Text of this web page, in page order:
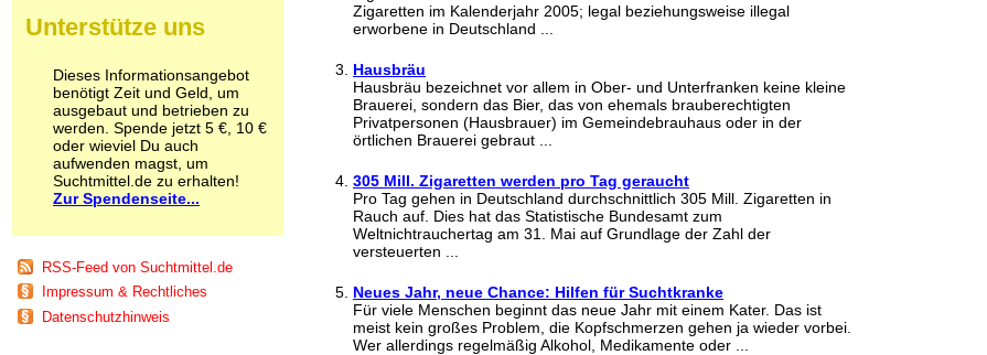
Zigaretten im Kalenderjahr 2005; legal beziehungsweise illegal
erworbene in Deutschland ...
Hausbräu
Hausbräu bezeichnet vor allem in Ober- und Unterfranken keine kleine
Brauerei, sondern das Bier, das von ehemals brauberechtigten
Privatpersonen (Hausbrauer) im Gemeindebrauhaus oder in der
örtlichen Brauerei gebraut ...
305 Mill. Zigaretten werden pro Tag geraucht
Pro Tag gehen in Deutschland durchschnittlich 305 Mill. Zigaretten in
Rauch auf. Dies hat das Statistische Bundesamt zum
Weltnichtrauchertag am 31. Mai auf Grundlage der Zahl der
versteuerten ...
Neues Jahr, neue Chance: Hilfen für Suchtkranke
Für viele Menschen beginnt das neue Jahr mit einem Kater. Das ist
meist kein großes Problem, die Kopfschmerzen gehen ja wieder vorbei.
Wer allerdings regelmäßig Alkohol, Medikamente oder ...
Pilze
Psychopharmaka
Schlafmittel
Schmerzmittel
Schnüffelstoffe
Spice
Sucht / Süchte
Alkoholsucht
Co-Abhängigkeit
Computersucht
Ess-Brechsucht
Essstörungen
Fernsehsucht
Unterstütze uns
Dieses Informationsangebot
benötigt Zeit und Geld, um
ausgebaut und betrieben zu
werden. Spende jetzt 5 €, 10 €
oder wieviel Du auch
aufwenden magst, um
Suchtmittel.de zu erhalten!
Zur Spendenseite...
RSS-Feed von Suchtmittel.de
Impressum & Rechtliches
Datenschutzhinweis